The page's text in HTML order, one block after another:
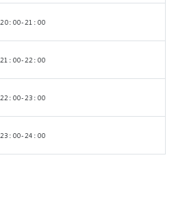
20:00-21:00
21:00-22:00
22:00-23:00
23:00-24:00